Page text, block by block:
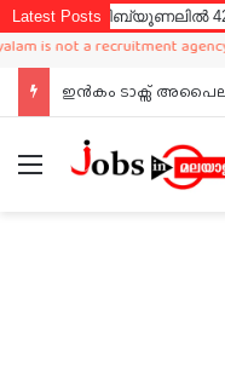
Latest Posts 42 ഒഴിവ്
a recruitment agency. We
ഇൻകം ടാക്സ്
Menu